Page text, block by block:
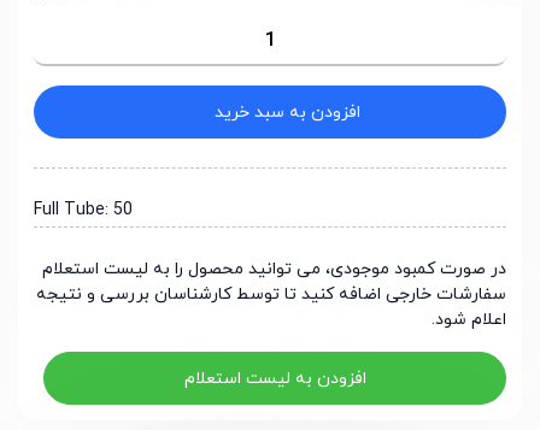
افزودن به سبد خرید
Full Tube: 50
در صورت کمبود موجودی، می توانید محصول را به لیست استعلام
سفارشات خارجی اضافه کنید تا توسط کارشناسان بررسی و نتیجه
اعلام شود.
افزودن به لیست استعلام